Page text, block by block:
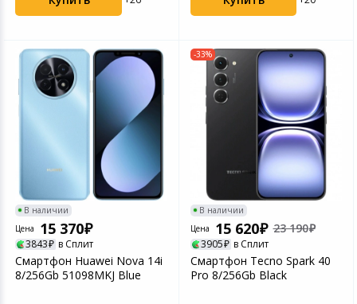
В наличии
Цена
15 370
3843 в Сплит
Смартфон Huawei Nova 14i
8/256Gb 51098MKJ Blue
-33%
В наличии
Цена
15 620 23 190
3905 в Сплит
Смартфон Tecno Spark 40
Pro 8/256Gb Black